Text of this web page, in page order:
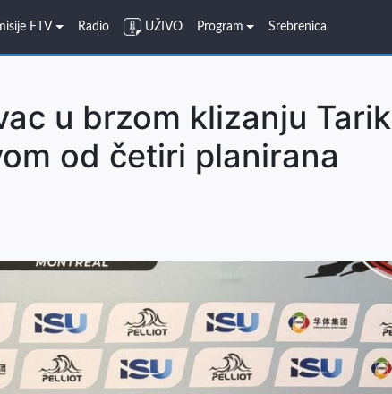
FTV Radio UŽIVO Program Srebrenica
u brzom klizanju Tarik
od četiri planirana